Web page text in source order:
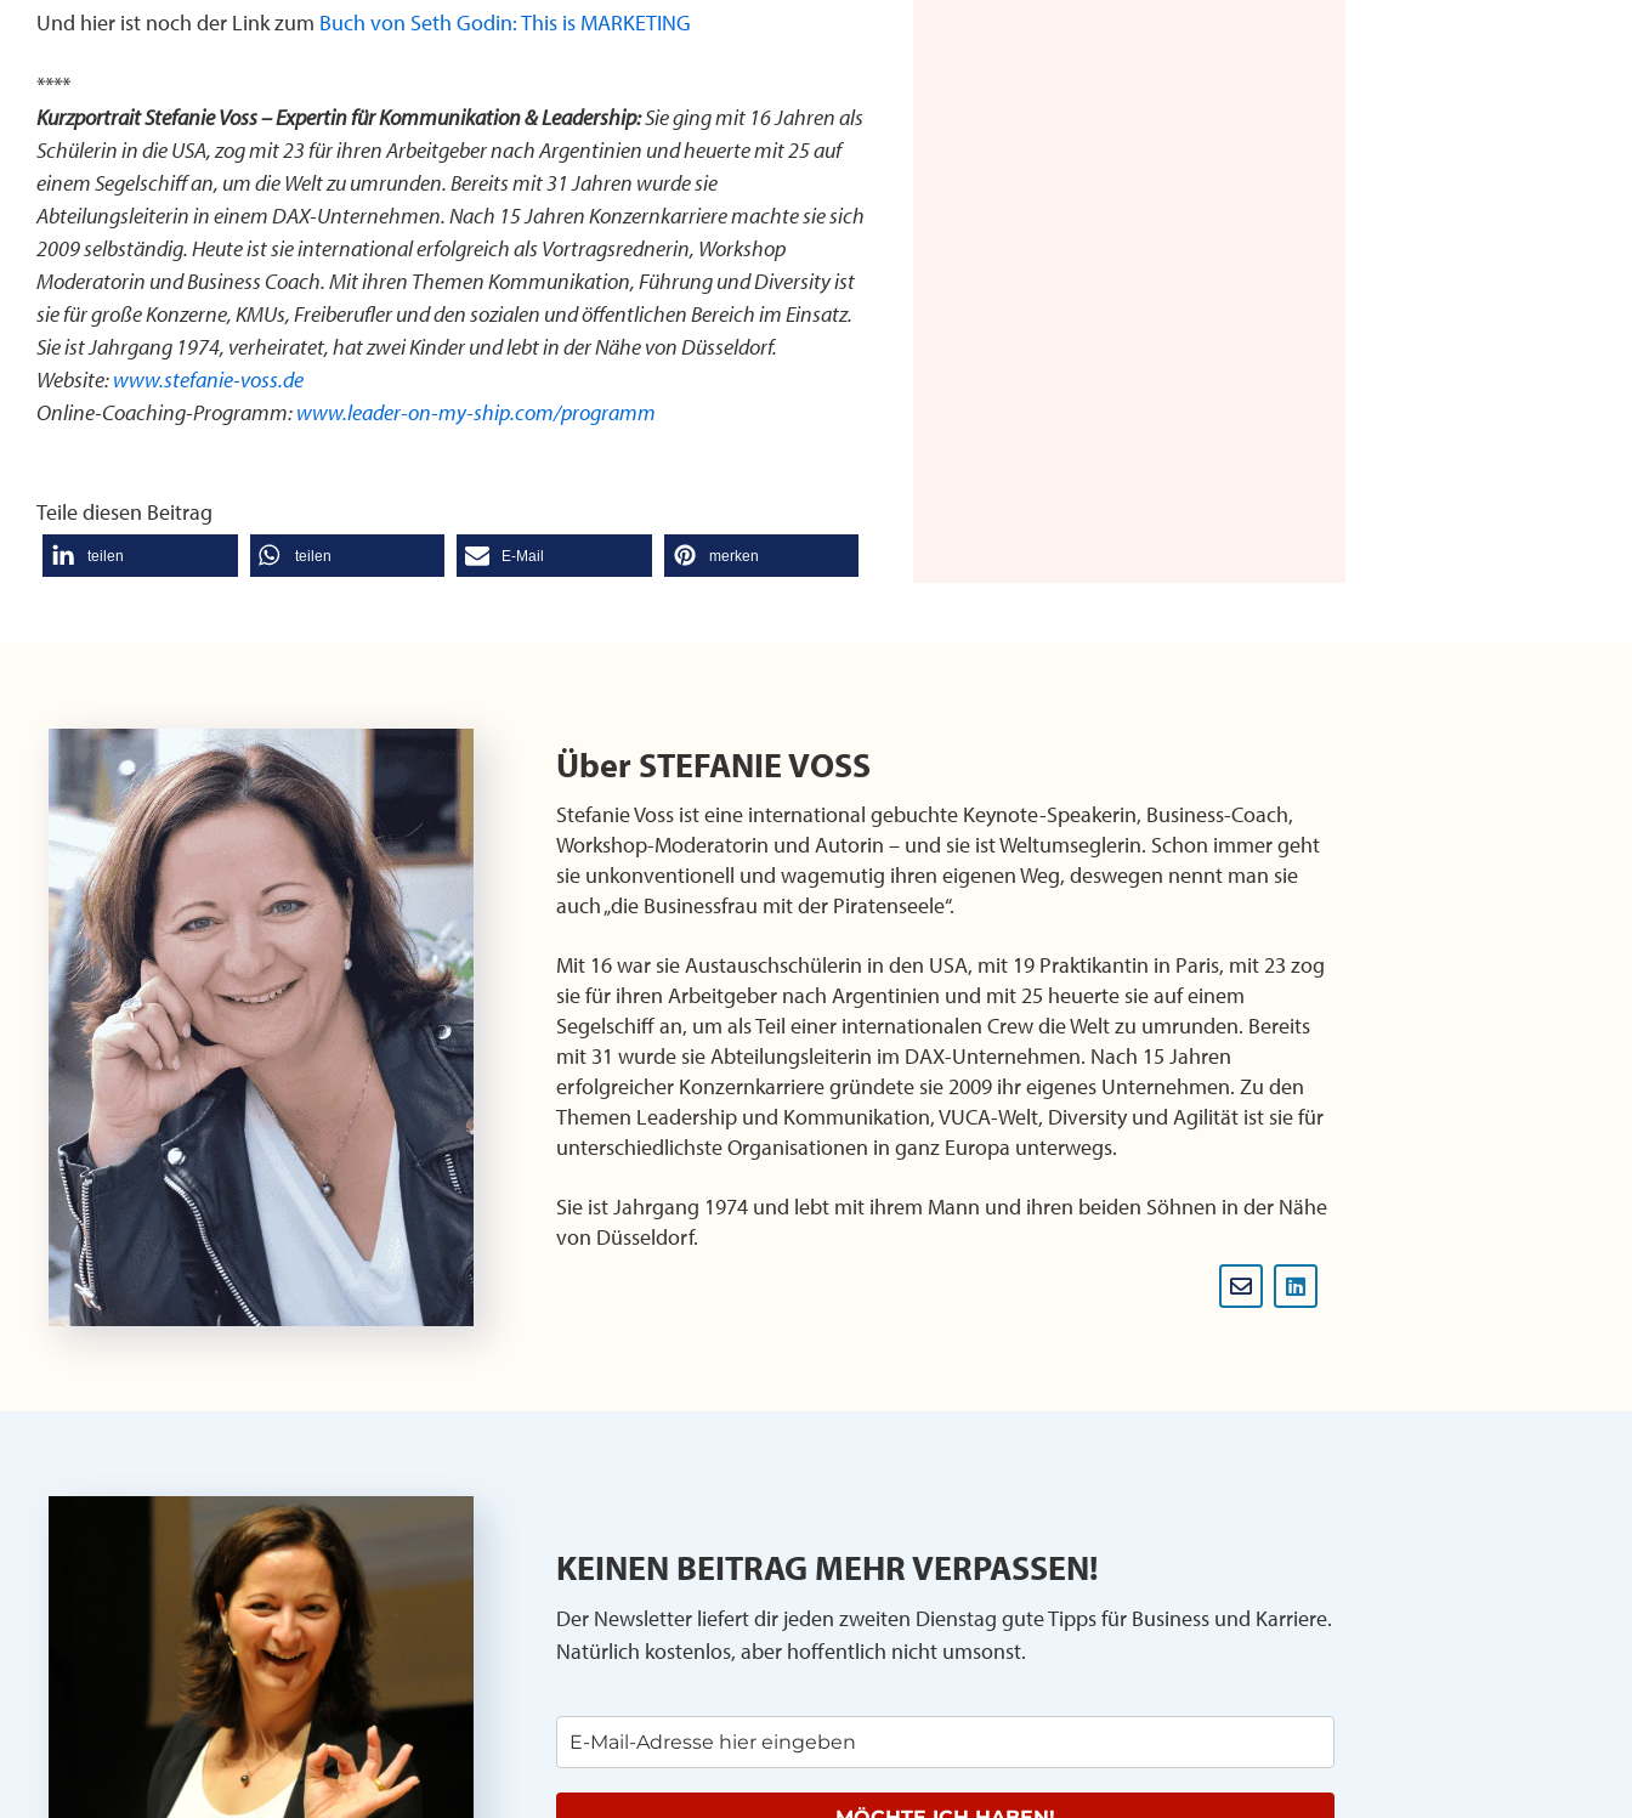
Und hier ist noch der Link zum Buch von Seth Godin: This is MARKETING
****
Kurzportrait Stefanie Voss– Expertin für Kommunikation & Leadership:Sie ging mit 16 Jahren als
Schülerin in die USA, zog mit 23 für ihren Arbeitgeber nach Argentinien und heuerte mit 25 auf
einem Segelschiff an, um die Welt zu umrunden. Bereits mit 31 Jahren wurde sie
Abteilungsleiterin in einem DAX-Unternehmen. Nach 15 Jahren Konzernkarriere machte sie sich
2009 selbständig. Heute ist sie international erfolgreich als Vortragsrednerin, Workshop
Moderatorin und Business Coach. Mit ihren Themen Kommunikation, Führung und Diversity ist
sie für große Konzerne, KMUs, Freiberufler und den sozialen und öffentlichen Bereich im Einsatz.
Sie ist Jahrgang 1974, verheiratet, hat zwei Kinder und lebt in der Nähe von Düsseldorf.
Website:www.stefanie-voss.de
Online-Coaching-Programm:www.leader-on-my-ship.com/programm
Teile diesen Beitrag
teilen teilen E-Mail merken
Über STEFANIE VOSS
Stefanie Voss ist eine international gebuchte Keynote-Speakerin, Business-Coach,
Workshop-Moderatorin und Autorin – und sie ist Weltumseglerin. Schon immer geht
sie unkonventionell und wagemutig ihren eigenen Weg, deswegen nennt man sie
auch „die Businessfrau mit der Piratenseele“.
Mit 16 war sie Austauschschülerin in den USA, mit 19 Praktikantin in Paris, mit 23 zog
sie für ihren Arbeitgeber nach Argentinien und mit 25 heuerte sie auf einem
Segelschiff an, um als Teil einer internationalen Crew die Welt zu umrunden. Bereits
mit 31 wurde sie Abteilungsleiterin im DAX-Unternehmen. Nach 15 Jahren
erfolgreicher Konzernkarriere gründete sie 2009 ihr eigenes Unternehmen. Zu den
Themen Leadership und Kommunikation, VUCA-Welt, Diversity und Agilität ist sie für
unterschiedlichste Organisationen in ganz Europa unterwegs.
Sie ist Jahrgang 1974 und lebt mit ihrem Mann und ihren beiden Söhnen in der Nähe
von Düsseldorf.
KEINEN BEITRAG MEHR VERPASSEN!
Der Newsletter liefert dir jeden zweiten Dienstag gute Tipps für Business und Karriere.
Natürlich kostenlos, aber hoffentlich nicht umsonst.